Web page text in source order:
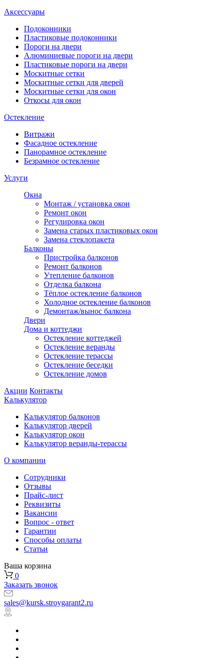
Аксессуары
Подоконники
Пластиковые подоконники
Пороги на двери
Алюминиевые пороги на двери
Пластиковые пороги на двери
Москитные сетки
Москитные сетки для дверей
Москитные сетки для окон
Откосы для окон
Остекление
Витражи
Фасадное остекление
Панорамное остекление
Безрамное остекление
Услуги
Окна
Монтаж / установка окон
Ремонт окон
Регулировка окон
Замена старых пластиковых окон
Замена стеклопакета
Балконы
Пристройка балконов
Ремонт балконов
Утепление балконов
Отделка балкона
Тёплое остекление балконов
Холодное остекление балконов
Демонтаж/вынос балкона
Двери
Дома и коттеджи
Остекление коттеджей
Остекление веранды
Остекление терассы
Остекление беседки
Остекление домов
Акции Контакты
Калькулятор
Калькулятор балконов
Калькулятор дверей
Калькулятор окон
Калькулятор веранды-терассы
О компании
Сотрудники
Отзывы
Прайс-лист
Реквизиты
Вакансии
Вопрос - ответ
Гарантии
Способы оплаты
Статьи
Ваша корзина
0
Заказать звонок
sales@kursk.stroygarant2.ru